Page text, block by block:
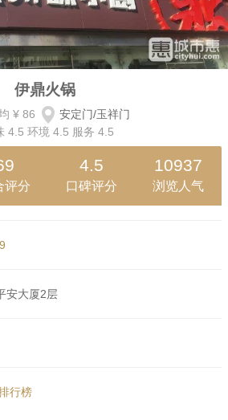
伊鼎火锅
¥ 86
安定门/玉祥门
4.5 环境 4.5 服务 4.5
评分
4.5
口碑评分
10937
浏览人气
安大厦2层
行榜